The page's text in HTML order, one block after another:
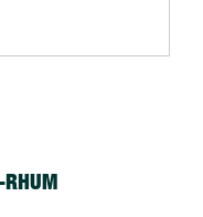
RHUM